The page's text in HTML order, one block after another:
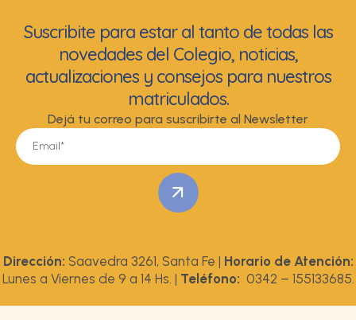
Suscribite para estar al tanto de todas las
novedades del Colegio, noticias,
actualizaciones y consejos para nuestros
matriculados.
Dejá tu correo para suscribirte al Newsletter
Dirección: Saavedra 3261, Santa Fe | Horario de Atención:
Lunes a Viernes de 9 a 14 Hs. | Teléfono: 0342 – 155133685.